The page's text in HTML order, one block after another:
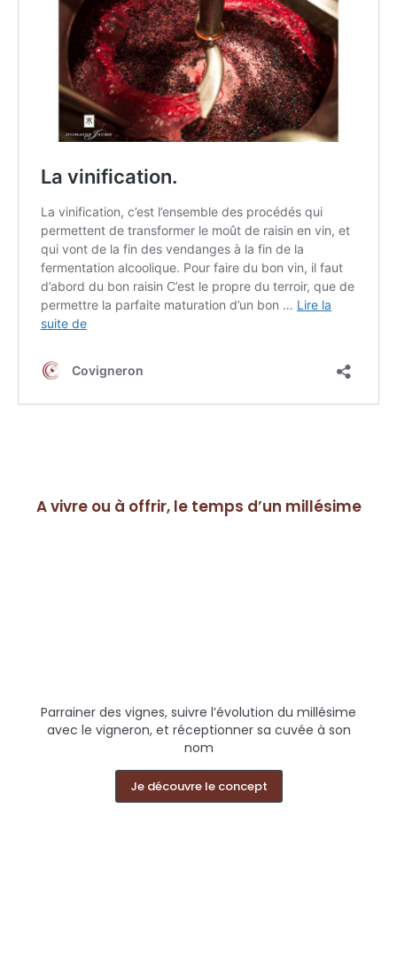
A vivre ou à offrir, le temps d’un millésime
Parrainer des vignes, suivre l’évolution du millésime
avec le vigneron, et réceptionner sa cuvée à son
nom
Je découvre le concept